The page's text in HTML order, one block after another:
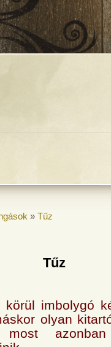
» Tűz
Tűz
imbolygó
olyan
most